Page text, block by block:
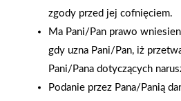
Otwarcie sklepu PSB
Mrówka w Wyrzysku
zgody przed jej cofnięciem.
Ma Pani/Pan prawo
gdy uzna Pani/Pan, iż
Pani/Pana dotyczących
Podanie przez Pana/Panią